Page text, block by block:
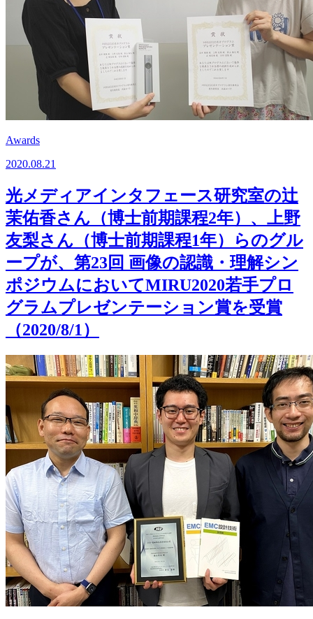
Awards
2020.08.21
光メディアインタフェース研究室の辻
茉佑香さん（博士前期課程2年）、上野
友梨さん（博士前期課程1年）らのグル
ープが、第23回 画像の認識・理解シン
ポジウムにおいてMIRU2020若手プロ
グラムプレゼンテーション賞を受賞
（2020/8/1）